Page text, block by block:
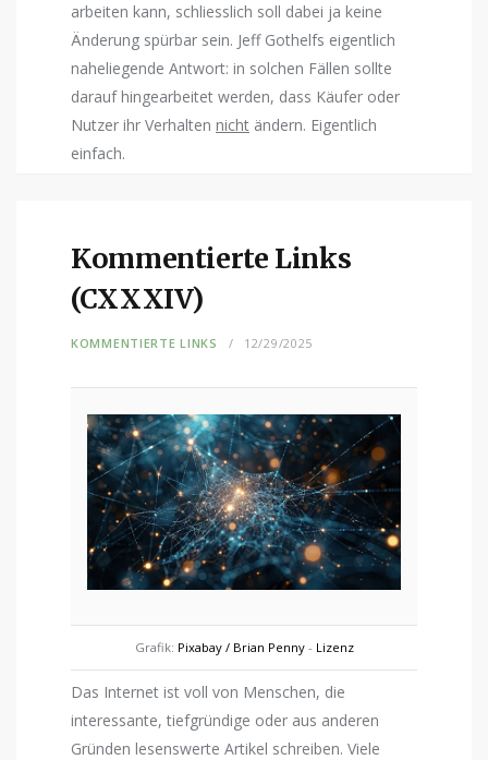
arbeiten kann, schliesslich soll dabei ja keine
Änderung spürbar sein. Jeff Gothelfs eigentlich
naheliegende Antwort: in solchen Fällen sollte
darauf hingearbeitet werden, dass Käufer oder
Nutzer ihr Verhalten nicht ändern. Eigentlich
einfach.
Kommentierte Links
(CXXXIV)
KOMMENTIERTE LINKS 12/29/2025
Grafik: Pixabay / Brian Penny- Lizenz
Das Internet ist voll von Menschen, die
interessante, tiefgründige oder aus anderen
Gründen lesenswerte Artikel schreiben. Viele